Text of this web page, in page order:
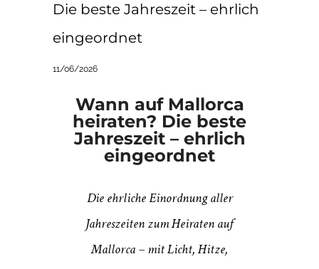
Die beste Jahreszeit – ehrlich
eingeordnet
11/06/2026
Wann auf Mallorca
heiraten? Die beste
Jahreszeit – ehrlich
eingeordnet
Die ehrliche Einordnung aller
Jahreszeiten zum Heiraten auf
Mallorca – mit Licht, Hitze,